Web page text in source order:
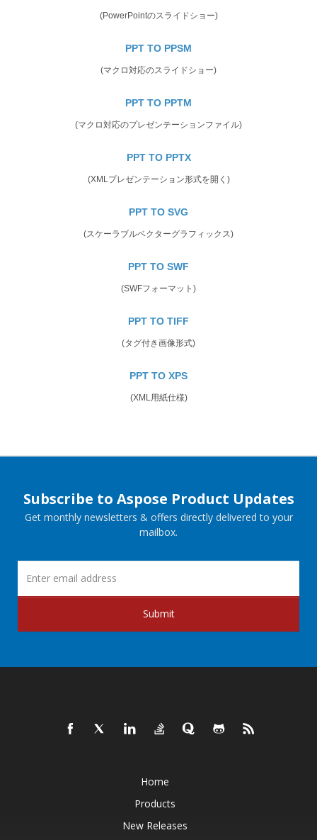
(PowerPointのスライドショー)
PPT TO PPSM
(マクロ対応のスライドショー)
PPT TO PPTM
(マクロ対応のプレゼンテーションファイル)
PPT TO PPTX
(XMLプレゼンテーション形式を開く)
PPT TO SVG
(スケーラブルベクターグラフィックス)
PPT TO SWF
(SWFフォーマット)
PPT TO TIFF
(タグ付き画像形式)
PPT TO XPS
(XML用紙仕様)
Subscribe to Aspose Product Updates
Get monthly newsletters & offers directly delivered to your
mailbox.
Submit
Home
Products
New Releases